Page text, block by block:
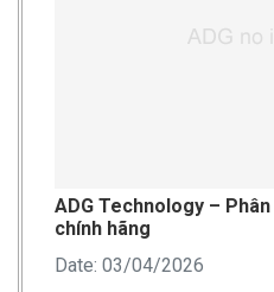
ADG Technology –
chính hãng
Date: 03/04/2026